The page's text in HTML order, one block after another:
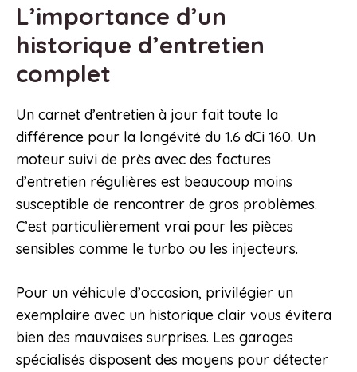
L’importance d’un
historique d’entretien
complet
Un carnet d’entretien à jour fait toute la
différence pour la longévité du 1.6 dCi 160. Un
moteur suivi de près avec des factures
d’entretien régulières est beaucoup moins
susceptible de rencontrer de gros problèmes.
C’est particulièrement vrai pour les pièces
sensibles comme le turbo ou les injecteurs.
Pour un véhicule d’occasion, privilégier un
exemplaire avec un historique clair vous évitera
bien des mauvaises surprises. Les garages
spécialisés disposent des moyens pour détecter